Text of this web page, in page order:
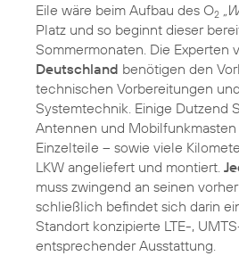
Eile wäre beim Aufbau des O2
Platz und so beginnt dieser
Sommermonaten. Die Experten
Deutschland benötigen den
technischen Vorbereitungen
Systemtechnik. Einige Dutzend
Antennen und
Einzelteile – sowie viele
LKW angeliefert und montiert.
muss zwingend an seinen
schließlich befindet sich darin
Standort konzipierte LTE-,
entsprechender Ausstattung.